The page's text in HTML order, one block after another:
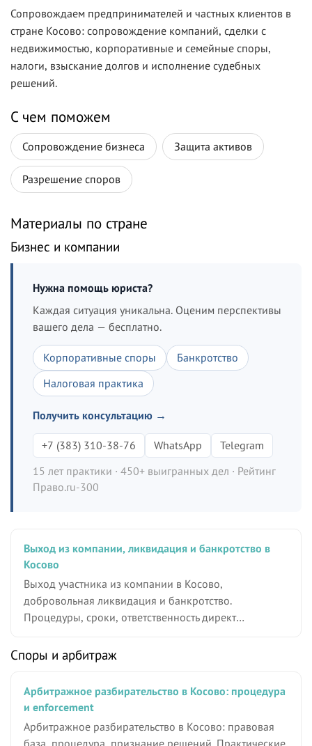
Сопровождаем предпринимателей и частных клиентов в
стране Косово: сопровождение компаний, сделки с
недвижимостью, корпоративные и семейные споры,
налоги, взыскание долгов и исполнение судебных
решений.
С чем поможем
Сопровождение бизнеса Защита активов
Разрешение споров
Материалы по стране
Бизнес и компании
Нужна помощь юриста?
Каждая ситуация уникальна. Оценим перспективы
вашего дела — бесплатно.
Корпоративные споры
Банкротство
Налоговая практика
Получить консультацию →
+7 (383) 310-38-76 WhatsApp
Telegram
15 лет практики · 450+ выигранных дел · Рейтинг
Право.ru-300
Выход из компании, ликвидация и банкротство в
Косово
Выход участника из компании в Косово,
добровольная ликвидация и банкротство.
Процедуры, сроки, ответственность директ…
Споры и арбитраж
Арбитражное разбирательство в Косово: процедура
и enforcement
Арбитражное разбирательство в Косово: правовая